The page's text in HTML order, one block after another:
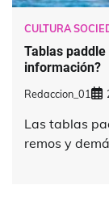
CULTURA
Tablas
información?
Redaccion_01
Las tablas
remos y